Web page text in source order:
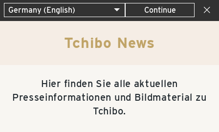
Continue
Tchibo News
Hier finden Sie alle aktuellen
Presseinformationen und Bildmaterial zu
Tchibo.